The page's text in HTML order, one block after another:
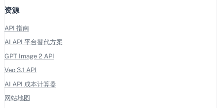
资源
API 指南
AI API 平台替代方案
GPT Image 2 API
Veo 3.1 API
AI API 成本计算器
网站地图